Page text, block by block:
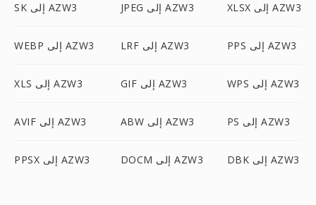
SK إلى AZW3 JPEG إلى AZW3 XLSX إلى AZW3
WEBP إلى AZW3 LRF إلى AZW3 PPS إلى AZW3
XLS إلى AZW3 GIF إلى AZW3 WPS إلى AZW3
AVIF إلى AZW3 ABW إلى AZW3 PS إلى AZW3
PPSX إلى AZW3 DOCM إلى AZW3 DBK إلى AZW3